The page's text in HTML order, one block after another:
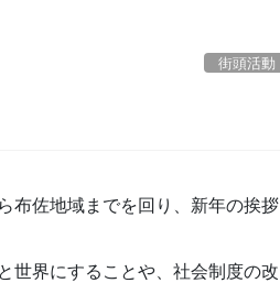
街頭活動
布佐地域までを回り、新年の挨拶
世界にすることや、社会制度の改